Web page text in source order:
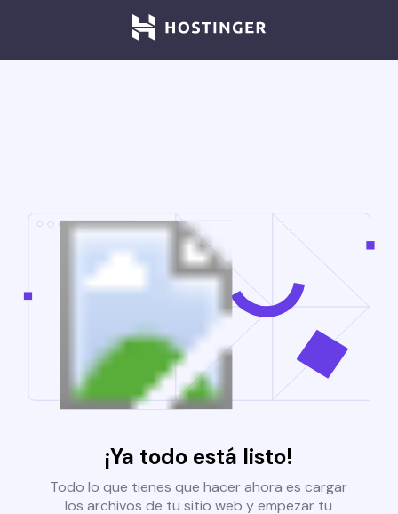
¡Ya todo está listo!
Todo lo que tienes que hacer ahora es cargar
los archivos de tu sitio web y empezar tu